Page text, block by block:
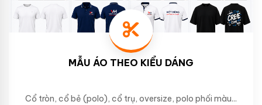
MẪU ÁO THEO KIỂU DÁNG
Cổ tròn, cổ bẻ (polo), cổ trụ, oversize, polo phối màu...